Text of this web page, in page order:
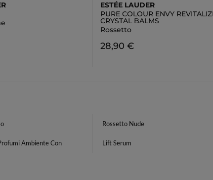
ESTÉE LAUDER
PURE COLOUR ENVY
CRYSTAL BALMS
Rossetto
28,90 €
Rossetto Nude
Ambiente Con
Lift Serum